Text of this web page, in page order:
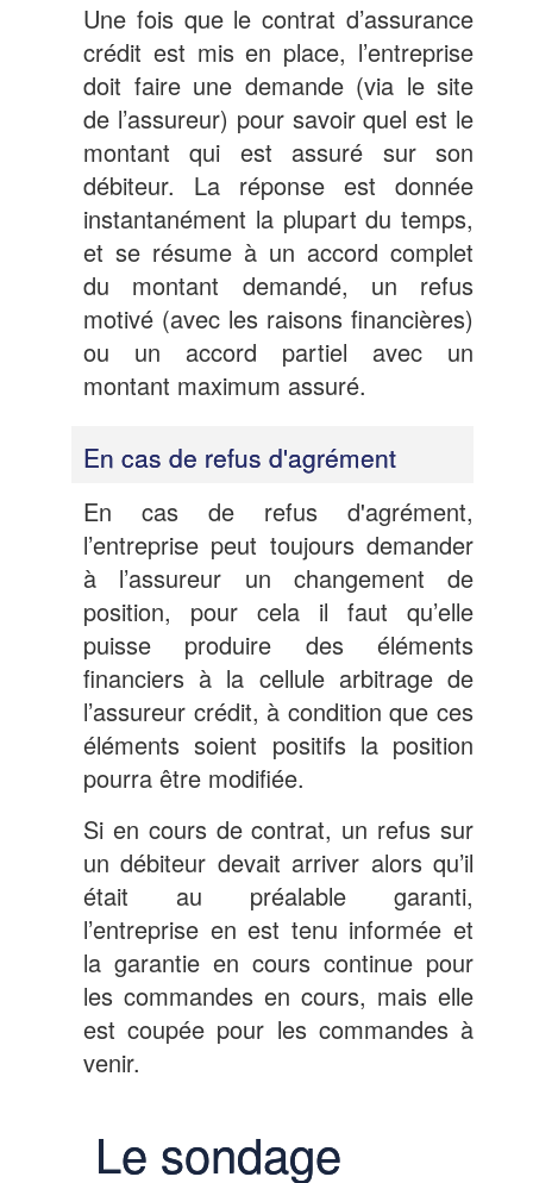
Une fois que le contrat d’assurance
crédit est mis en place, l’entreprise
doit faire une demande (via le site
de l’assureur) pour savoir quel est le
montant qui est assuré sur son
débiteur. La réponse est donnée
instantanément la plupart du temps,
et se résume à un accord complet
du montant demandé, un refus
motivé (avec les raisons financières)
ou un accord partiel avec un
montant maximum assuré.
En cas de refus d'agrément
En cas de refus d'agrément,
l’entreprise peut toujours demander
à l’assureur un changement de
position, pour cela il faut qu’elle
puisse produire des éléments
financiers à la cellule arbitrage de
l’assureur crédit, à condition que ces
éléments soient positifs la position
pourra être modifiée.
Si en cours de contrat, un refus sur
un débiteur devait arriver alors qu’il
était au préalable garanti,
l’entreprise en est tenu informée et
la garantie en cours continue pour
les commandes en cours, mais elle
est coupée pour les commandes à
venir.
Le sondage